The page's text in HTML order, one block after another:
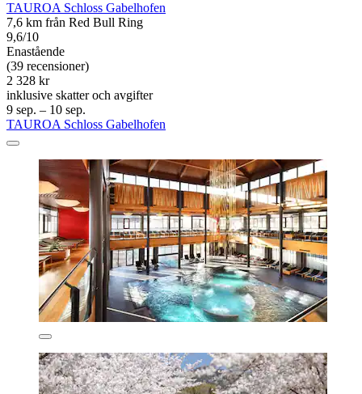
TAUROA Schloss Gabelhofen
7,6 km från Red Bull Ring
9,6/10
Enastående
(39 recensioner)
2 328 kr
inklusive skatter och avgifter
9 sep. – 10 sep.
TAUROA Schloss Gabelhofen